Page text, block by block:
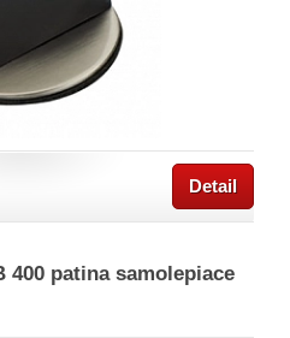
Detail
400 patina samolepiace